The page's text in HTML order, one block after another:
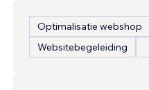
Optimalisatie webshop
Websitebegeleiding